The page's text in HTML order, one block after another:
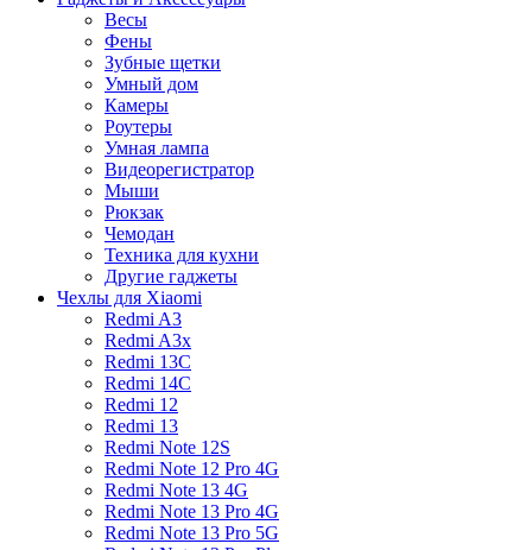
Весы
Фены
Зубные щетки
Умный дом
Камеры
Роутеры
Умная лампа
Видеорегистратор
Мыши
Рюкзак
Чемодан
Техника для кухни
Другие гаджеты
Чехлы для Xiaomi
Redmi A3
Redmi A3x
Redmi 13C
Redmi 14C
Redmi 12
Redmi 13
Redmi Note 12S
Redmi Note 12 Pro 4G
Redmi Note 13 4G
Redmi Note 13 Pro 4G
Redmi Note 13 Pro 5G